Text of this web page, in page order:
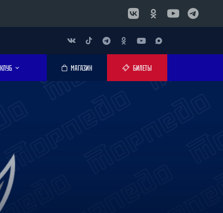
КЛУБ МАГАЗИН БИЛЕТЫ